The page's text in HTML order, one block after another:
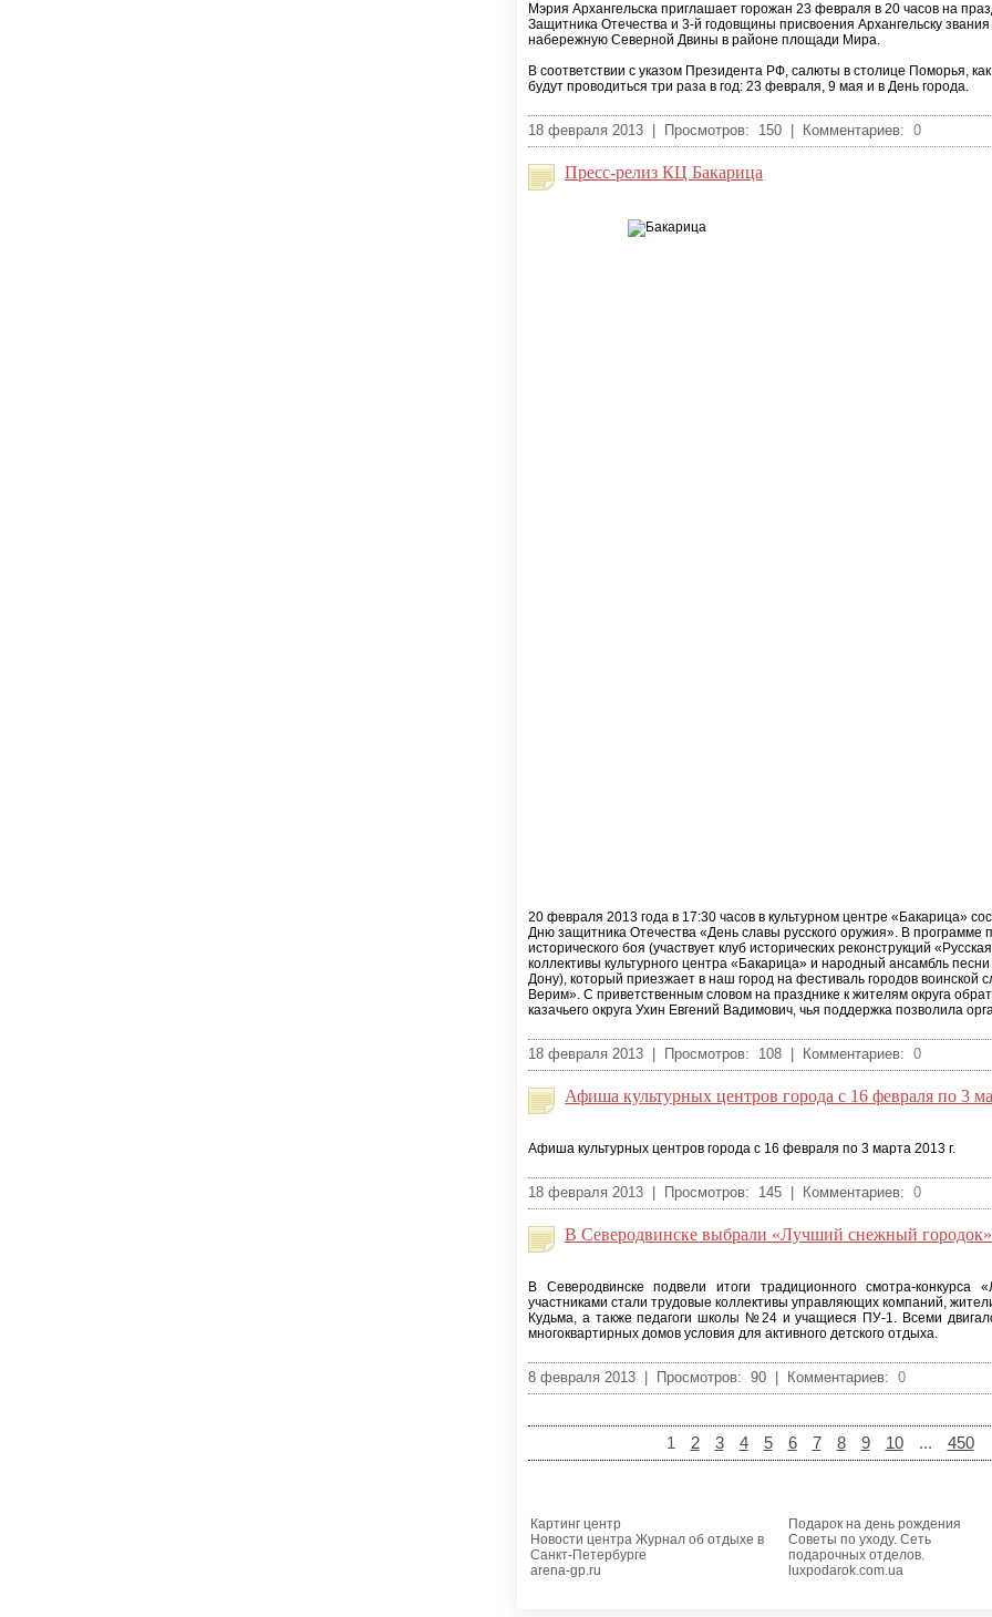
Мэрия Архангельска приглашает горожан 23 февраля в 20 часов на
Защитника Отечества и 3-й годовщины присвоения Архангельску
набережную Северной Двины в районе площади Мира.
В соответствии с указом Президента РФ, салюты в столице Поморья,
будут проводиться три раза в год: 23 февраля, 9 мая и в День города.
18 февраля 2013 | Просмотров: 150 | Комментариев: 0
Пресс-релиз КЦ Бакарица
20 февраля 2013 года в 17:30 часов в культурном центре «Бакарица»
Дню защитника Отечества «День славы русского оружия». В программе
исторического боя (участвует клуб исторических реконструкций
коллективы культурного центра «Бакарица» и народный ансамбль
Дону), который приезжает в наш город на фестиваль городов воинской
Верим». С приветственным словом на празднике к жителям округа
казачьего округа Ухин Евгений Вадимович, чья поддержка позволила
18 февраля 2013 | Просмотров: 108 | Комментариев: 0
Афиша культурных центров города с 16 февраля по 3
Афиша культурных центров города с 16 февраля по 3 марта 2013 г.
18 февраля 2013 | Просмотров: 145 | Комментариев: 0
В Северодвинске выбрали «Лучший снежный городок»
В Северодвинске подвели итоги традиционного смотра-конкурса
участниками стали трудовые коллективы управляющих компаний,
Кудьма, а также педагоги школы №24 и учащиеся ПУ-1. Всеми
многоквартирных домов условия для активного детского отдыха.
8 февраля 2013 | Просмотров: 90 | Комментариев: 0
1 2 3 4 5 6 7 8 9 10 ... 450
Картинг центр
Новости центра Журнал об отдыхе в
Санкт-Петербурге
arena-gp.ru
Подарок на день рождения
Советы по уходу. Сеть
подарочных отделов.
luxpodarok.com.ua